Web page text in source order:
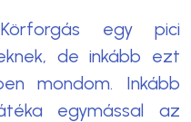
egy pici
de inkább ezt
mondom. Inkább
egymással az